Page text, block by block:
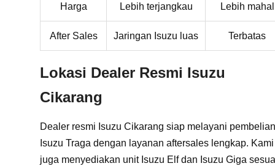
Harga Lebih terjangkau Lebih mahal
After Sales Jaringan Isuzu luas Terbatas
Lokasi Dealer Resmi Isuzu
Cikarang
Dealer resmi Isuzu Cikarang siap melayani pembelian
Isuzu Traga dengan layanan aftersales lengkap. Kami
juga menyediakan unit Isuzu Elfdan Isuzu Giga